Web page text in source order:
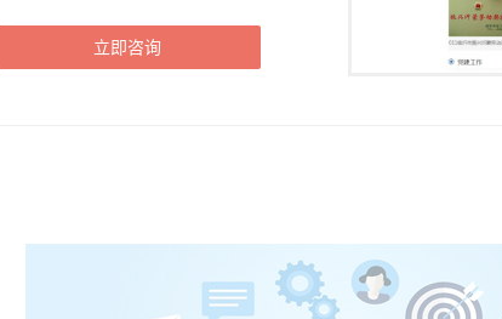
立即咨询